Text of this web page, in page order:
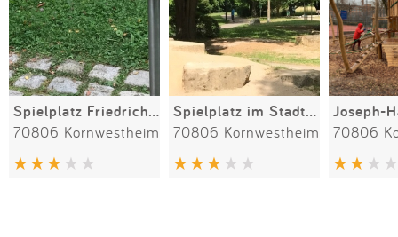
Spielplatz Friedrich-Siller-Straße
70806 Kornwestheim
Spielplatz im Stadtpark
70806 Kornwestheim 70806